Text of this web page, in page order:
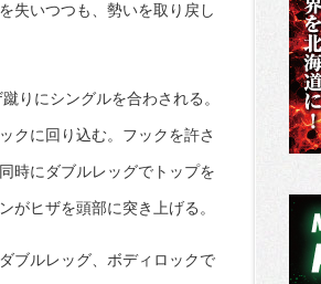
失いつつも、勢いを取り戻し
りにシングルを合わされる。
クに回り込む。フックを許さ
時にダブルレッグでトップを
がヒザを頭部に突き上げる。
ブルレッグ、ボディロックで